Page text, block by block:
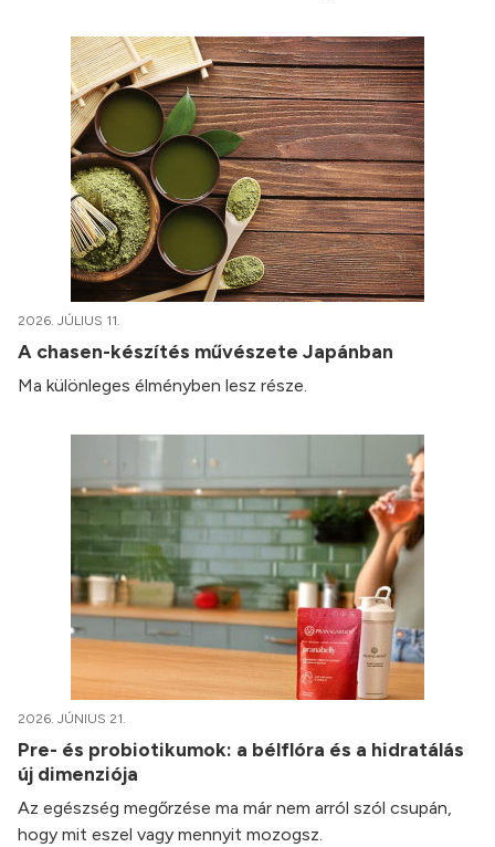
2026. JÚLIUS 11.
A chasen-készítés művészete Japánban
Ma különleges élményben lesz része.
2026. JÚNIUS 21.
Pre- és probiotikumok: a bélflóra és a hidratálás
új dimenziója
Az egészség megőrzése ma már nem arról szól csupán,
hogy mit eszel vagy mennyit mozogsz.